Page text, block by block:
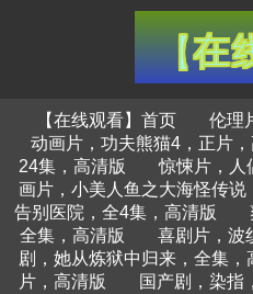
【在线观看】首页
伦理
动画片，功夫熊猫4，正片，
24集，高清版
惊悚片，人
画片，小美人鱼之大海怪传说
告别医院，全4集，高清版
全集，高清版
喜剧片，波
剧，她从炼狱中归来，全集，
片，高清版
国产剧，染指